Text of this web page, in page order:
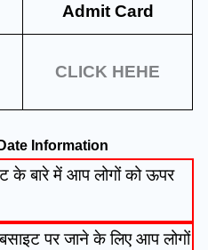
Admit Card
CLICK HEHE
Information
के बारे में आप लोगों को ऊपर
पर जाने के लिए आप लोगों